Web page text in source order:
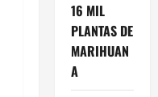
16 MIL
PLANTAS DE
MARIHUAN
A